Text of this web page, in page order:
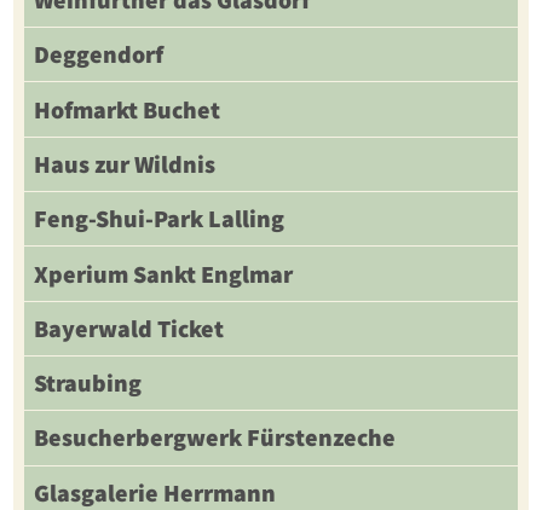
Deggendorf
Hofmarkt Buchet
Haus zur Wildnis
Feng-Shui-Park Lalling
Xperium Sankt Englmar
Bayerwald Ticket
Straubing
Besucherbergwerk Fürstenzeche
Glasgalerie Herrmann